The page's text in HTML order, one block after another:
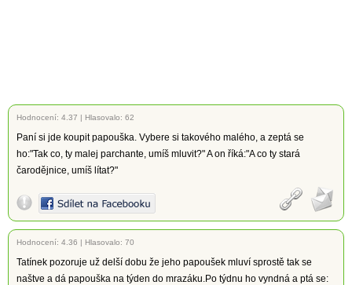
Hodnocení: 4.37 | Hlasovalo: 62
Paní si jde koupit papouška. Vybere si takového malého, a zeptá se
ho:"Tak co, ty malej parchante, umíš mluvit?" A on říká:"A co ty stará
čarodějnice, umíš lítat?"
Hodnocení: 4.36 | Hlasovalo: 70
Tatínek pozoruje už delší dobu že jeho papoušek mluví sprostě tak se
naštve a dá papouška na týden do mrazáku.Po týdnu ho vyndná a ptá se: